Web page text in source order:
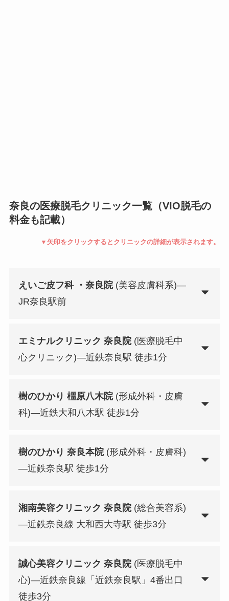
奈良の医療脱毛クリニック一覧（VIO脱毛の
料金も記載）
▼矢印をクリックするとクリニックの詳細が表示されます。
えいご皮フ科 ・奈良院(美容皮膚科系)—
JR奈良駅前
エミナルクリニック 奈良院(医療脱毛中
心クリニック)—近鉄奈良駅 徒歩1分
樹のひかり 橿原八木院 (形成外科・皮膚
科)—近鉄大和八木駅 徒歩1分
樹のひかり 奈良本院(形成外科・皮膚科)
—近鉄奈良駅 徒歩1分
湘南美容クリニック 奈良院(総合美容系)
—近鉄奈良線 大和西大寺駅 徒歩3分
誠心美容クリニック 奈良院(医療脱毛中
心)—近鉄奈良線「近鉄奈良駅」4番出口
徒歩3分